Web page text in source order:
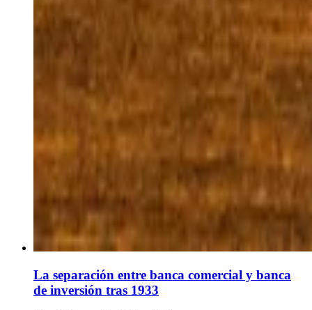
La separación entre banca comercial y banca
de inversión tras 1933